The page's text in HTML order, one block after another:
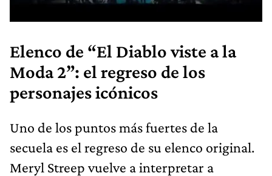
Elenco de “El Diablo viste a la
Moda 2”: el regreso de los
personajes icónicos
Uno de los puntos más fuertes de la
secuela es el regreso de su elenco original.
Meryl Streep vuelve a interpretar a